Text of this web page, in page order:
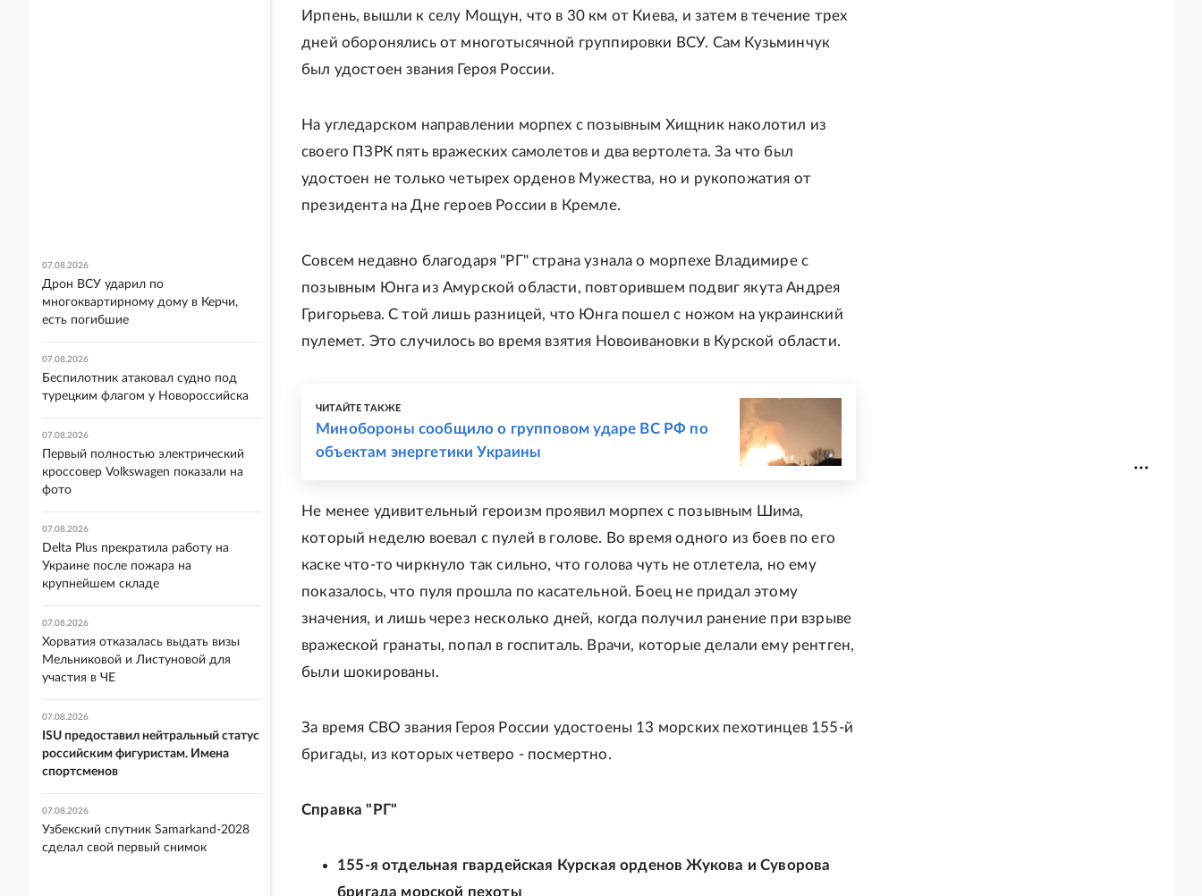
Ирпень, вышли к селу Мощун, что в 30 км от Киева, и затем в течение трех
дней оборонялись от многотысячной группировки ВСУ. Сам Кузьминчук
был удостоен звания Героя России.
На угледарском направлении морпех с позывным Хищник наколотил из
своего ПЗРК пять вражеских самолетов и два вертолета. За что был
удостоен не только четырех орденов Мужества, но и рукопожатия от
президента на Дне героев России в Кремле.
Совсем недавно благодаря "РГ" страна узнала о морпехе Владимире с
позывным Юнга из Амурской области, повторившем подвиг якута Андрея
Григорьева. С той лишь разницей, что Юнга пошел с ножом на украинский
пулемет. Это случилось во время взятия Новоивановки в Курской области.
ЧИТАЙТЕ ТАКЖЕ
Минобороны сообщило о групповом ударе ВС РФ по
объектам энергетики Украины
Не менее удивительный героизм проявил морпех с позывным Шима,
который неделю воевал с пулей в голове. Во время одного из боев по его
каске что-то чиркнуло так сильно, что голова чуть не отлетела, но ему
показалось, что пуля прошла по касательной. Боец не придал этому
значения, и лишь через несколько дней, когда получил ранение при взрыве
вражеской гранаты, попал в госпиталь. Врачи, которые делали ему рентген,
были шокированы.
За время СВО звания Героя России удостоены 13 морских пехотинцев 155-й
бригады, из которых четверо - посмертно.
Справка "РГ"
155-я отдельная гвардейская Курская орденов Жукова и Суворова
бригада морской пехоты
07.08.2026
Дрон ВСУ ударил по
многоквартирному дому в Керчи,
есть погибшие
07.08.2026
Беспилотник атаковал судно под
турецким флагом у Новороссийска
07.08.2026
Первый полностью электрический
кроссовер Volkswagen показали на
фото
07.08.2026
Delta Plus прекратила работу на
Украине после пожара на
крупнейшем складе
07.08.2026
Хорватия отказалась выдать визы
Мельниковой и Листуновой для
участия в ЧЕ
07.08.2026
ISU предоставил нейтральный статус
российским фигуристам. Имена
спортсменов
07.08.2026
Узбекский спутник Samarkand-2028
сделал свой первый снимок